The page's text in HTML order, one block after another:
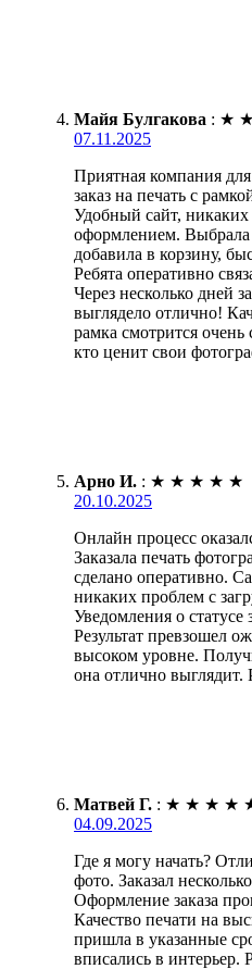
Майя Булгакова : ★ ★
07.11.2025
Приятная компания
заказ на печать с
Удобный сайт, никаких
оформлением.
добавила в корзину,
Ребята оперативно
Через несколько дней
выглядело отлично!
рамка смотрится
кто ценит свои
Арно И. : ★ ★ ★ ★ ★
20.10.2025
Онлайн процесс
Заказала печать
сделано оперативно.
никаких проблем с
Уведомления о статусе
Результат превзошел
высоком уровне.
она отлично выглядит.
Матвей Г. : ★ ★ ★ ★
04.09.2025
Где я могу начать?
фото. Заказал
Оформление заказа
Качество печати на
пришла в указанные
вписались в интерьер.